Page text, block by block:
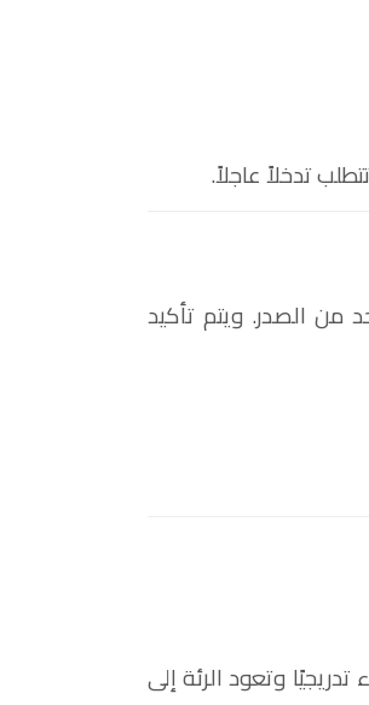
تدخلاً عاجلاً.
من الصدر. ويتم تأكيد
وتعود الرئة إلى